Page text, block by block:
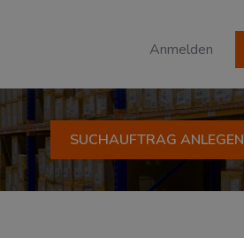
Anmelden
SUCHAUFTRAG ANLEGEN